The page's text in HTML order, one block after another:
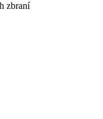
zbraní